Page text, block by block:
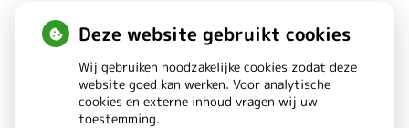
Duivenwal161
3901 ZJVeenendaal
Deze website gebruikt cookies
Wij gebruiken noodzakelijke cookies zodat deze
website goed kan werken. Voor analytische
cookies en externe inhoud vragen wij uw
toestemming.